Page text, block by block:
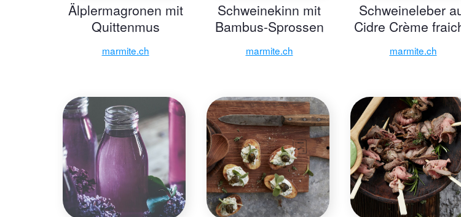
Älplermagronen mit
Quittenmus
marmite.ch
Schweinekinn mit
Bambus-Sprossen
marmite.ch
Schweineleber
Cidre Crème
marmite.ch